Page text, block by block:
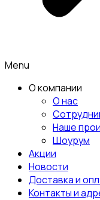
Menu
О компании
О нас
Наше
Шоурум
Акции
Новости
Доставка и
Контакты и